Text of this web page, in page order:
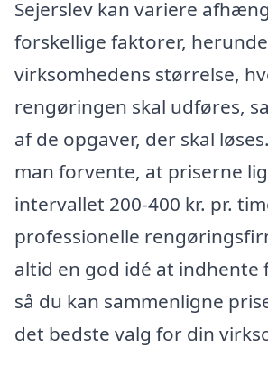
Sejerslev kan variere
forskellige faktorer,
virksomhedens størrelse,
rengøringen skal udføres,
af de opgaver, der skal
man forvente, at priserne
intervallet 200-400 kr. pr.
professionelle
altid en god idé at indhente
så du kan sammenligne
det bedste valg for din